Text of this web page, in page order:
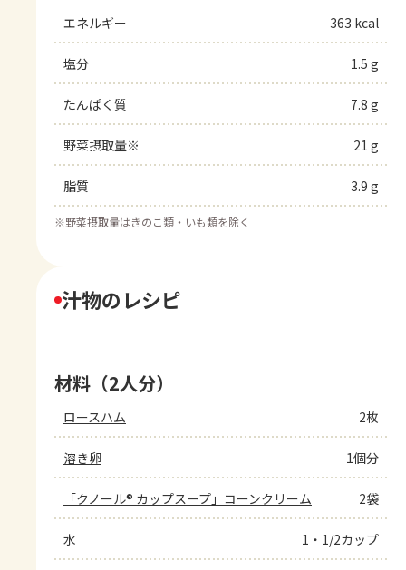
エネルギー 363 kcal
塩分 1.5 g
たんぱく質 7.8 g
野菜摂取量※ 21 g
脂質 3.9 g
※野菜摂取量はきのこ類・いも類を除く
汁物のレシピ
材料（2人分）
ロースハム 2枚
溶き卵 1個分
「クノール® カップスープ」コーンクリーム 2袋
水 1・1/2カップ